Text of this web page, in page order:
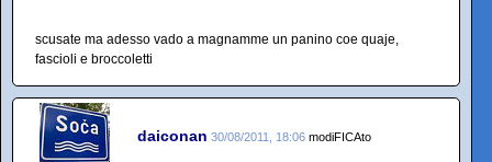
scusate ma adesso vado a magnamme un panino coe quaje,
fascioli e broccoletti
daiconan 30/08/2011, 18:06 modiFICAto